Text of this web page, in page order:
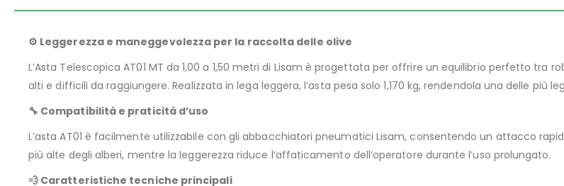
⚙️ Leggerezza e maneggevolezza per la raccolta delle olive
L’Asta Telescopica AT01 MT da 1,00 a 1,50 metri di Lisam è progettata per offrire un equilibrio perfetto
alti e difficili da raggiungere. Realizzata in lega leggera, l’asta pesa solo 1,170 kg, rendendola una delle più
🔧 Compatibilità e praticità d’uso
L’asta AT01 è facilmente utilizzabile con gli abbacchiatori pneumatici Lisam, consentendo un attacco
più alte degli alberi, mentre la leggerezza riduce l’affaticamento dell’operatore durante l’uso prolungato.
💨 Caratteristiche tecniche principali